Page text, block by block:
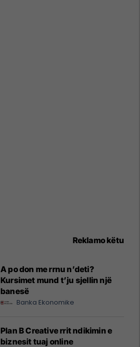
Reklamo këtu
A po don me rrnu n’deti?
Kursimet mund t’ju sjellin një
banesë
Banka Ekonomike
Plan B Creative rrit ndikimin e
biznesit tuaj online